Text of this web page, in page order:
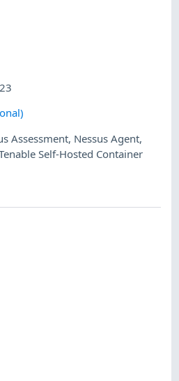
Assessment, Nessus Agent,
Self-Hosted Container